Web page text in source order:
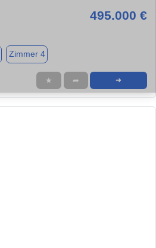
495.000 €
Zimmer 4
★ ➦ ➜